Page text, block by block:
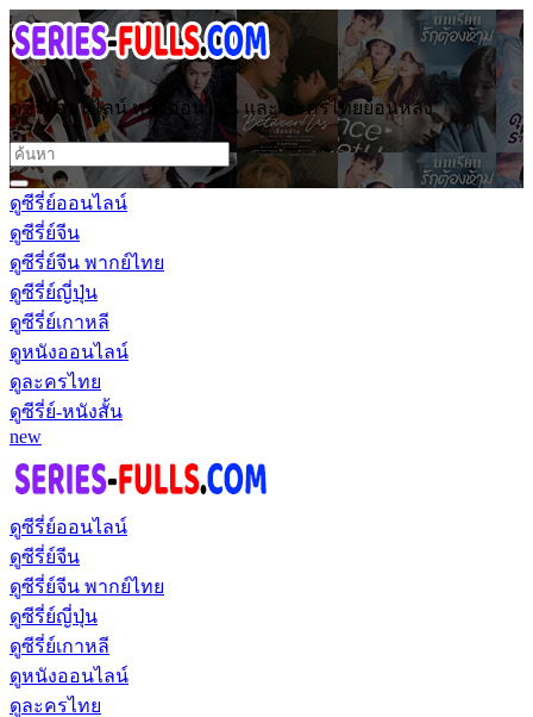
ดูซีรี่ย์ออนไลน์ หนังออนไลน์ และ ละครไทยย้อนหลัง
ดูซีรี่ย์ออนไลน์
ดูซีรี่ย์จีน
ดูซีรี่ย์จีน พากย์ไทย
ดูซีรี่ย์ญี่ปุ่น
ดูซีรี่ย์เกาหลี
ดูหนังออนไลน์
ดูละครไทย
ดูซีรี่ย์-หนังสั้น
new
ดูซีรี่ย์ออนไลน์
ดูซีรี่ย์จีน
ดูซีรี่ย์จีน พากย์ไทย
ดูซีรี่ย์ญี่ปุ่น
ดูซีรี่ย์เกาหลี
ดูหนังออนไลน์
ดูละครไทย